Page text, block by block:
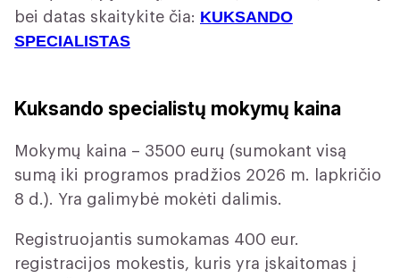
bei datas skaitykite čia: KUKSANDO
SPECIALISTAS
Kuksando specialistų mokymų kaina
Mokymų kaina – 3500 eurų (sumokant visą
sumą iki programos pradžios 2026 m. lapkričio
8 d.). Yra galimybė mokėti dalimis.
Registruojantis sumokamas 400 eur.
registracijos mokestis, kuris yra įskaitomas į